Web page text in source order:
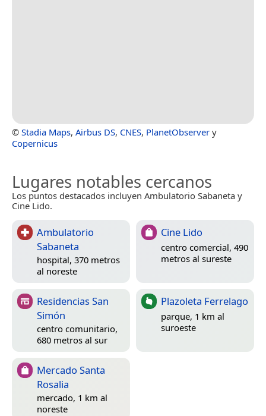
© Stadia Maps, Airbus DS, CNES, PlanetObserver y
Copernicus
Lugares notables cercanos
Los puntos destacados incluyen Ambulatorio Sabaneta y
Cine Lido.
Ambulatorio
Sabaneta
hospital, 370 metros
al noreste
Cine Lido
centro comercial, 490
metros al sureste
Residencias San
Simón
centro comunitario,
680 metros al sur
Plazoleta Ferrelago
parque, 1 km al
suroeste
Mercado Santa
Rosalia
mercado, 1 km al
noreste